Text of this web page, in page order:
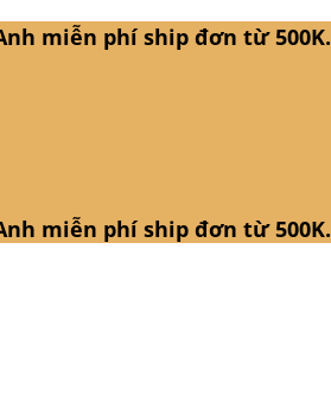
miễn phí ship đơn từ 500K.
miễn phí ship đơn từ 500K.